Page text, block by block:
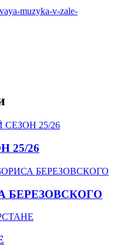
muzyka-v-zale-
25/26
БЕРЕЗОВСКОГО